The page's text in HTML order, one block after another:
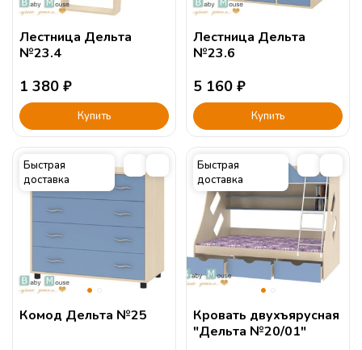
Лестница Дельта
№23.4
1 380 ₽
Купить
Лестница Дельта
№23.6
5 160 ₽
Купить
Быстрая
доставка
Комод Дельта №25
Быстрая
доставка
Кровать двухъярусная
"Дельта №20/01"